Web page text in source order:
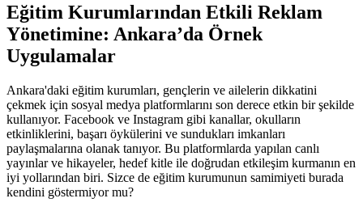
Eğitim Kurumlarından Etkili Reklam
Yönetimine: Ankara’da Örnek
Uygulamalar
Ankara'daki eğitim kurumları, gençlerin ve ailelerin dikkatini
çekmek için sosyal medya platformlarını son derece etkin bir şekilde
kullanıyor. Facebook ve Instagram gibi kanallar, okulların
etkinliklerini, başarı öykülerini ve sundukları imkanları
paylaşmalarına olanak tanıyor. Bu platformlarda yapılan canlı
yayınlar ve hikayeler, hedef kitle ile doğrudan etkileşim kurmanın en
iyi yollarından biri. Sizce de eğitim kurumunun samimiyeti burada
kendini göstermiyor mu?